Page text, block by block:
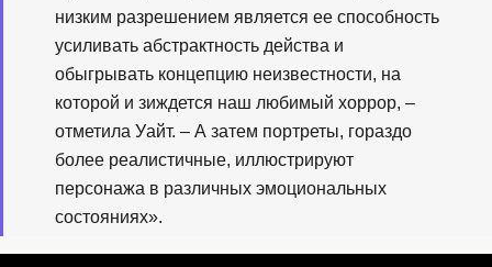
низким разрешением является ее способность
усиливать абстрактность действа и
обыгрывать концепцию неизвестности, на
которой и зиждется наш любимый хоррор, –
отметила Уайт. – А затем портреты, гораздо
более реалистичные, иллюстрируют
персонажа в различных эмоциональных
состояниях».